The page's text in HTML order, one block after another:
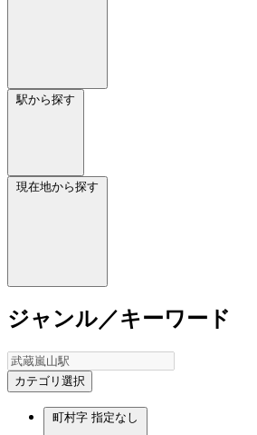
駅から探す
現在地から探す
ジャンル／キーワード
カテゴリ選択
町村字 指定なし